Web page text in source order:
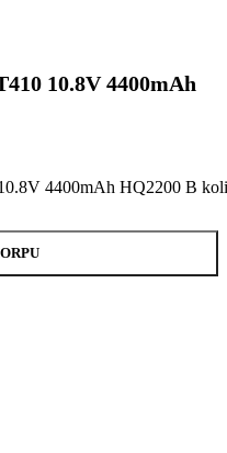
10.8V 4400mAh
4400mAh HQ2200 B